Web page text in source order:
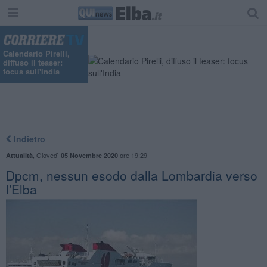
Calendario Pirelli,
diffuso il teaser:
focus sull'India
Indietro
Attualità Giovedì 05 Novembre 2020ore 19:29
Dpcm, nessun esodo dalla Lombardia verso
l'Elba